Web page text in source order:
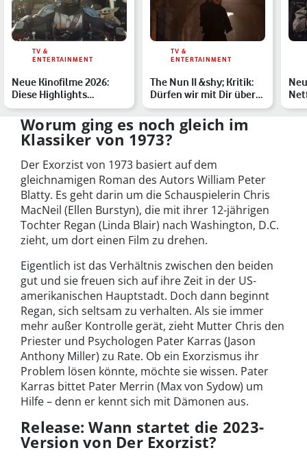
TV &
ENTERTAINMENT
Neue Kinofilme 2026:
Diese Highlights
erwarten Dich
TV &
ENTERTAINMENT
The Nun II &shy; Kritik:
Dürfen wir mit Dir über
generische Horro…
Worum ging es noch gleich im
Klassiker von 1973?
Der Exorzist von 1973 basiert auf dem
gleichnamigen Roman des Autors William Peter
Blatty. Es geht darin um die Schauspielerin Chris
MacNeil (Ellen Burstyn), die mit ihrer 12-jährigen
Tochter Regan (Linda Blair) nach Washington, D.C.
zieht, um dort einen Film zu drehen.
Eigentlich ist das Verhältnis zwischen den beiden
gut und sie freuen sich auf ihre Zeit in der US-
amerikanischen Hauptstadt. Doch dann beginnt
Regan, sich seltsam zu verhalten. Als sie immer
mehr außer Kontrolle gerät, zieht Mutter Chris den
Priester und Psychologen Pater Karras (Jason
Anthony Miller) zu Rate. Ob ein Exorzismus ihr
Problem lösen könnte, möchte sie wissen. Pater
Karras bittet Pater Merrin (Max von Sydow) um
Hilfe – denn er kennt sich mit Dämonen aus.
Release: Wann startet die 2023-
Version von Der Exorzist?